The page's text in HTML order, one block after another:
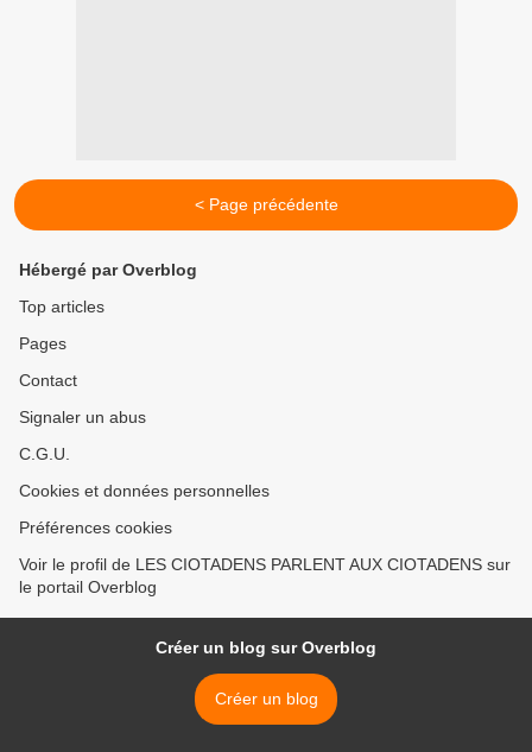
< Page précédente
Hébergé par Overblog
Top articles
Pages
Contact
Signaler un abus
C.G.U.
Cookies et données personnelles
Préférences cookies
Voir le profil de LES CIOTADENS PARLENT AUX CIOTADENS sur
le portail Overblog
Créer un blog sur Overblog
Créer un blog